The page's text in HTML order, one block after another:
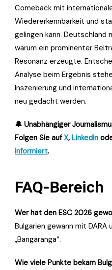
Comeback mit
Wiedererkennbarkeit und
gelingen kann. Deutschland
warum ein prominenter
Resonanz erzeugte.
Analyse beim Ergebnis
Inszenierung und
neu gedacht werden.
🔔 Unabhängiger
Folgen Sie aufX, Linkedin
informiert.
FAQ-Bereich
Wer hat den ESC 2026
Bulgarien gewann mit DARA
„Bangaranga“.
Wie viele Punkte bekam